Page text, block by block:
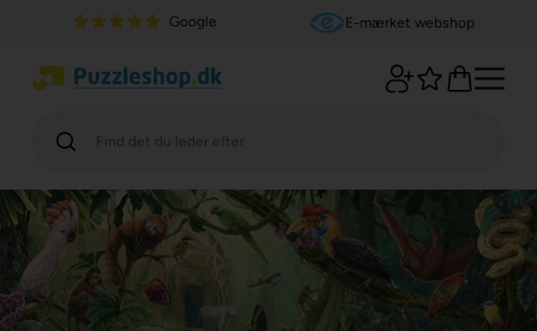
Google E-mærket webshop